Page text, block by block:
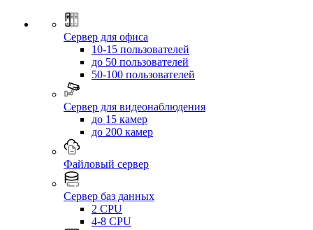
Сервер для офиса
10-15 пользователей
до 50 пользователей
50-100 пользователей
Сервер для видеонаблюдения
до 15 камер
до 200 камер
Файловый сервер
Сервер баз данных
2 CPU
4-8 CPU